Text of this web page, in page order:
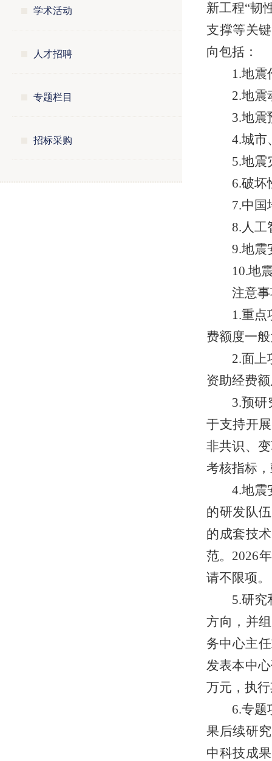
学术活动
人才招聘
专题栏目
招标采购
新工程“韧
支撑等关
向包括：
1.地
2.地震
3.地震
4.城市
5.地震
6.破坏
7.中国
8.人工
9.地震
10.地
注意
1.重
费额度一
2.面上
资助经费
3.预研
于支持开
非共识、
考核指标
4.地震
的研发队
的成套技
范。2026
请不限项。
5.研究
方向，并
务中心主
发表本中
万元，执
6.专题
果后续研
中科技成